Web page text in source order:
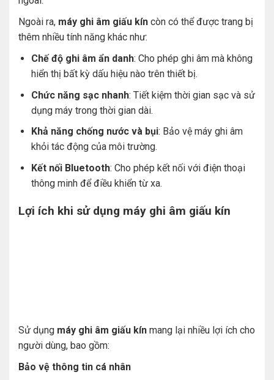
Ngoài ra, máy ghi âm giấu kín còn có thể được trang bị
thêm nhiều tính năng khác như:
Chế độ ghi âm ẩn danh: Cho phép ghi âm mà không
hiển thị bất kỳ dấu hiệu nào trên thiết bị.
Chức năng sạc nhanh: Tiết kiệm thời gian sạc và sử
dụng máy trong thời gian dài.
Khả năng chống nước và bụi: Bảo vệ máy ghi âm
khỏi tác động của môi trường.
Kết nối Bluetooth: Cho phép kết nối với điện thoại
thông minh để điều khiển từ xa.
Lợi ích khi sử dụng máy ghi âm giấu kín
Sử dụng máy ghi âm giấu kín mang lại nhiều lợi ích cho
người dùng, bao gồm:
Bảo vệ thông tin cá nhân